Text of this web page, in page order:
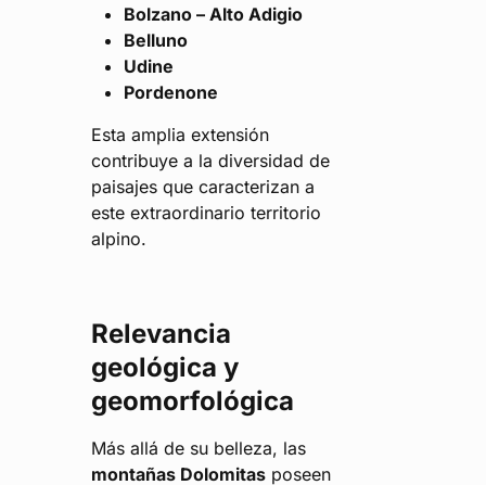
Bolzano – Alto Adigio
Belluno
Udine
Pordenone
Esta amplia extensión
contribuye a la diversidad de
paisajes que caracterizan a
este extraordinario territorio
alpino.
Relevancia
geológica y
geomorfológica
Más allá de su belleza, las
montañas Dolomitas poseen